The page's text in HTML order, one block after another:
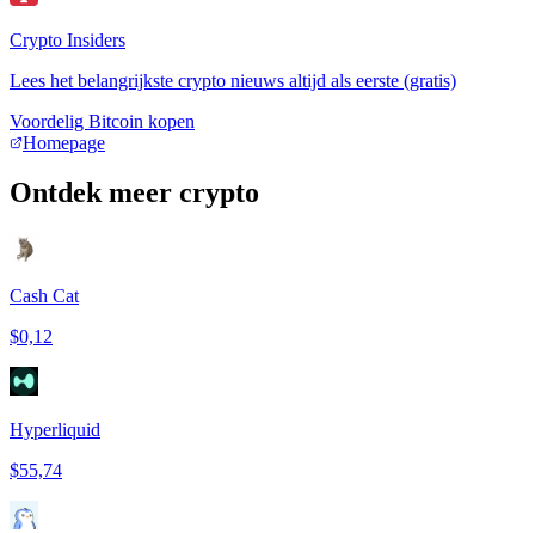
Crypto Insiders
Lees het belangrijkste crypto nieuws altijd als eerste (gratis)
Voordelig Bitcoin kopen
Homepage
Ontdek meer crypto
Cash Cat
$0,12
Hyperliquid
$55,74